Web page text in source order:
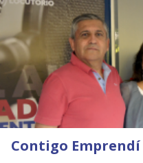
Contigo Emprendí